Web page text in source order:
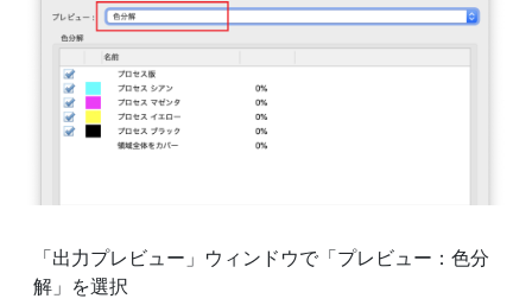
「出力プレビュー」ウィンドウで「プレビュー：色分
解」を選択